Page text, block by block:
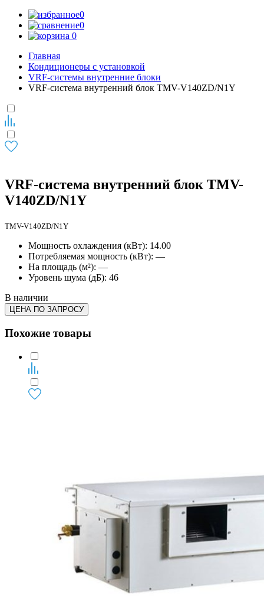
0
0
0
Главная
Кондиционеры с установкой
VRF-системы внутренние блоки
VRF-система внутренний блок TMV-V140ZD/N1Y
VRF-система внутренний блок TMV-
V140ZD/N1Y
TMV-V140ZD/N1Y
Мощность охлаждения (кВт): 14.00
Потребляемая мощность (кВт): —
На площадь (м²): —
Уровень шума (дБ): 46
В наличии
ЦЕНА ПО ЗАПРОСУ
Похожие товары